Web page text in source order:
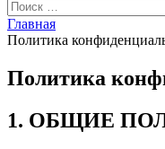
Главная
Политика
Политика
1. ОБЩИЕ